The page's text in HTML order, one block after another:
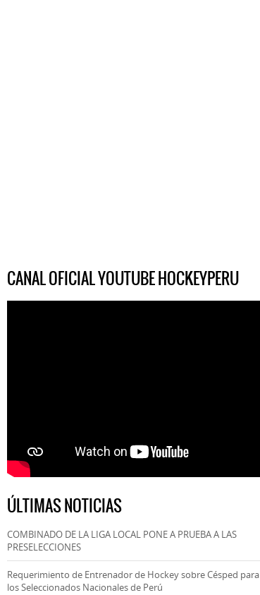
CANAL OFICIAL YOUTUBE HOCKEYPERU
ÚLTIMAS NOTICIAS
COMBINADO DE LA LIGA LOCAL PONE A PRUEBA A LAS
PRESELECCIONES
Requerimiento de Entrenador de Hockey sobre Césped para
los Seleccionados Nacionales de Perú